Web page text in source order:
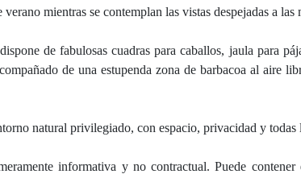
mientras se contemplan las vistas despejadas a las
de fabulosas cuadras para caballos, jaula para
de una estupenda zona de barbacoa al aire
natural privilegiado, con espacio, privacidad y todas
informativa y no contractual. Puede contener